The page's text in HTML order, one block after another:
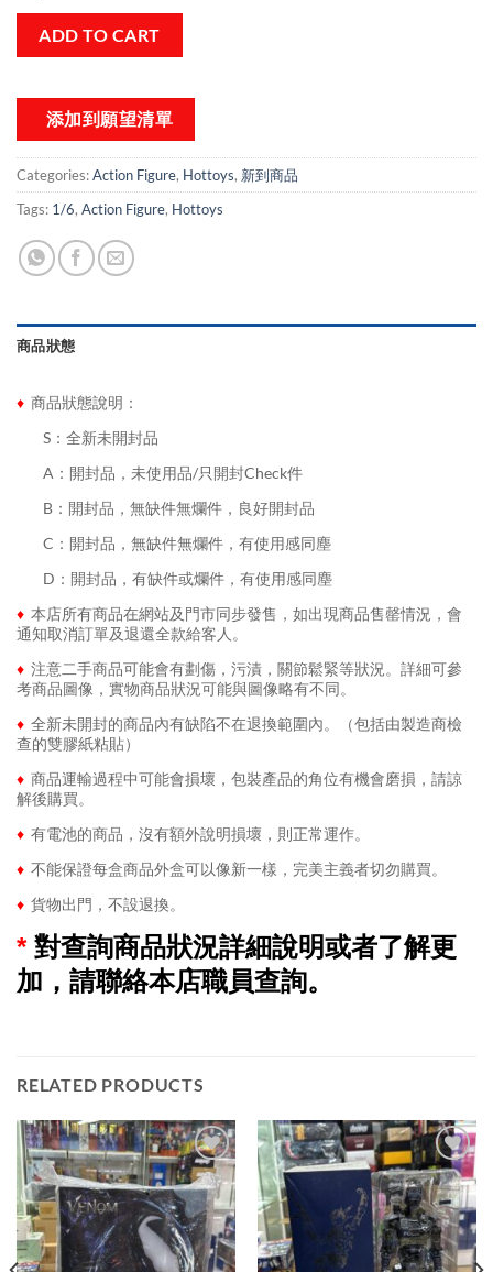
ADD TO CART
添加到願望清單
Categories:Action Figure, Hottoys, 新到商品​
Tags: 1/6, Action Figure, Hottoys
商品狀態
♦ 商品狀態說明：
S：全新未開封品
A：開封品，未使用品/只開封Check件
B：開封品，無缺件無爛件，良好開封品
C：開封品，無缺件無爛件，有使用感同塵
D：開封品，有缺件或爛件，有使用感同塵
♦ 本店所有商品在網站及門市同步發售，如出現商品售罄情況，會
通知取消訂單及退還全款給客人。
♦ 注意二手商品可能會有劃傷，污漬，關節鬆緊等狀況。詳細可參
考商品圖像，實物商品狀況可能與圖像略有不同。
♦ 全新未開封的商品內有缺陷不在退換範圍內。（包括由製造商檢
查的雙膠紙粘貼）
♦ 商品運輸過程中可能會損壞，包裝產品的角位有機會磨損，請諒
解後購買。
♦ 有電池的商品，沒有額外說明損壞，則正常運作。
♦ 不能保證每盒商品外盒可以像新一樣，完美主義者切勿購買。
♦ 貨物出門，不設退換。
* 對查詢商品狀況詳細說明或者了解更
加，請聯絡本店職員查詢。
RELATED PRODUCTS